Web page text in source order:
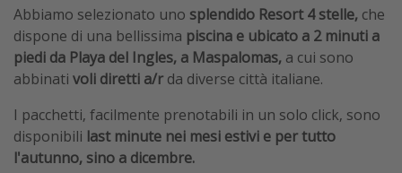
Abbiamo selezionato uno splendido Resort 4 stelle, che
dispone di una bellissima piscina e ubicato a 2 minuti a
piedi da Playa del Ingles, a Maspalomas, a cui sono
abbinati voli diretti a/r da diverse città italiane.
I pacchetti, facilmente prenotabili in un solo click, sono
disponibili last minute nei mesi estivi e per tutto
l'autunno, sino a dicembre.